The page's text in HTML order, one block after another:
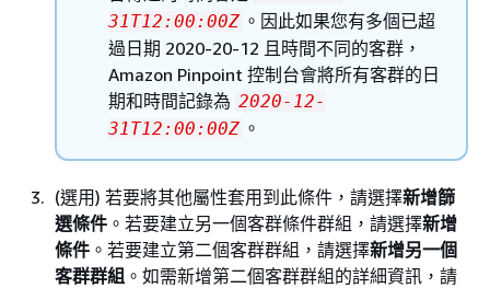
31T12:00:00Z 。因此如果您有多個已超
過日期 2020-20-12 且時間不同的客群，
Amazon Pinpoint 控制台會將所有客群的日
期和時間記錄為 2020-12-
31T12:00:00Z 。
(選用) 若要將其他屬性套用到此條件，請選擇新增篩
選條件 。若要建立另一個客群條件群組，請選擇新增
條件 。若要建立第二個客群群組，請選擇新增另一個
客群群組 。如需新增第二個客群群組的詳細資訊，請